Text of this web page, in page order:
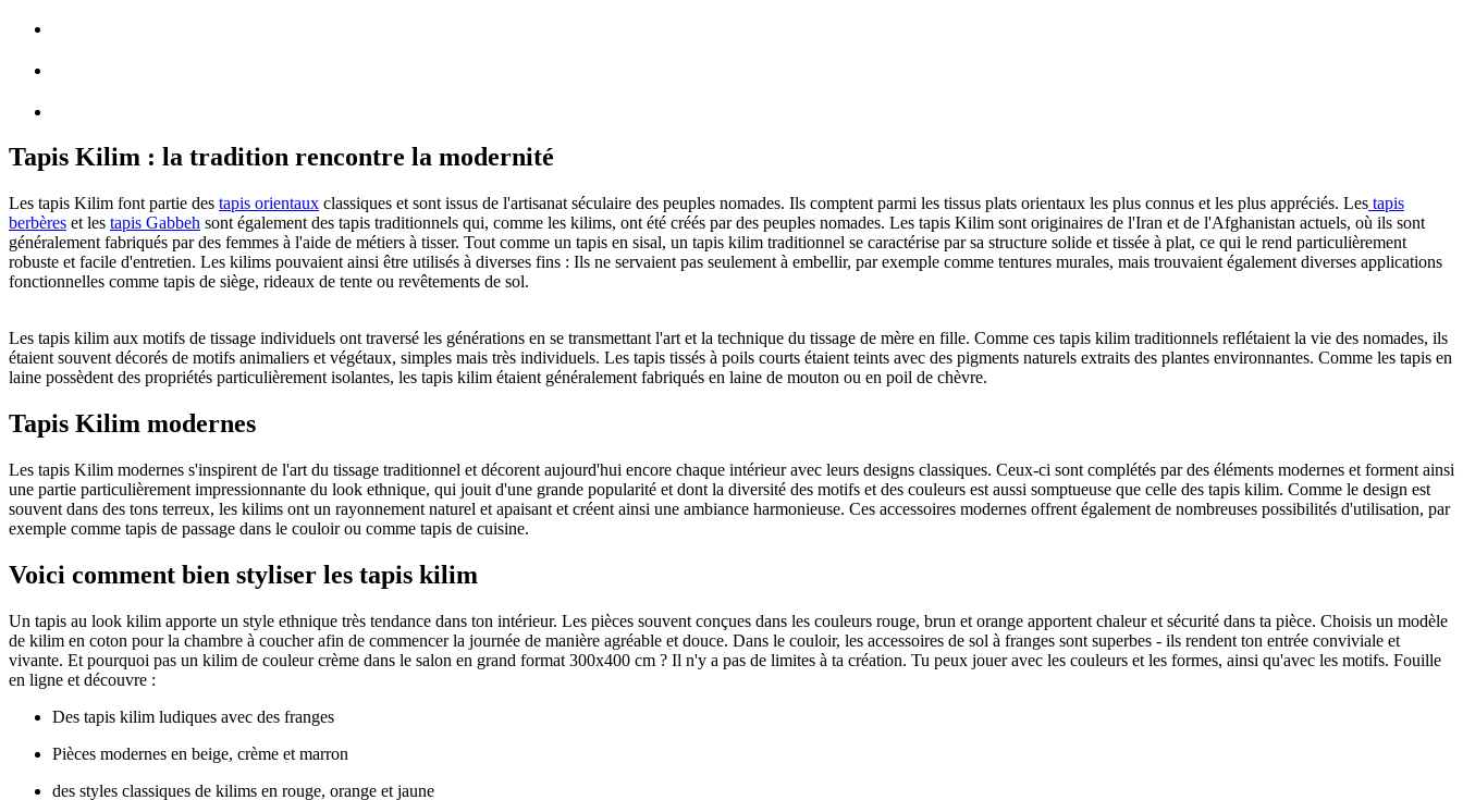
Tapis Kilim : la tradition rencontre la modernité
Les tapis Kilim font partie des tapis orientaux classiques et sont issus de l'artisanat séculaire des peuples nomades. Ils comptent parmi les tissus plats orientaux les plus connus et les plus appréciés. Les tapis
berbères et les tapis Gabbeh sont également des tapis traditionnels qui, comme les kilims, ont été créés par des peuples nomades. Les tapis Kilim sont originaires de l'Iran et de l'Afghanistan actuels, où ils sont
généralement fabriqués par des femmes à l'aide de métiers à tisser. Tout comme un tapis en sisal, un tapis kilim traditionnel se caractérise par sa structure solide et tissée à plat, ce qui le rend particulièrement
robuste et facile d'entretien. Les kilims pouvaient ainsi être utilisés à diverses fins : Ils ne servaient pas seulement à embellir, par exemple comme tentures murales, mais trouvaient également diverses applications
fonctionnelles comme tapis de siège, rideaux de tente ou revêtements de sol.
Les tapis kilim aux motifs de tissage individuels ont traversé les générations en se transmettant l'art et la technique du tissage de mère en fille. Comme ces tapis kilim traditionnels reflétaient la vie des nomades, ils
étaient souvent décorés de motifs animaliers et végétaux, simples mais très individuels. Les tapis tissés à poils courts étaient teints avec des pigments naturels extraits des plantes environnantes. Comme les tapis en
laine possèdent des propriétés particulièrement isolantes, les tapis kilim étaient généralement fabriqués en laine de mouton ou en poil de chèvre.
Tapis Kilim modernes
Les tapis Kilim modernes s'inspirent de l'art du tissage traditionnel et décorent aujourd'hui encore chaque intérieur avec leurs designs classiques. Ceux-ci sont complétés par des éléments modernes et forment ainsi
une partie particulièrement impressionnante du look ethnique, qui jouit d'une grande popularité et dont la diversité des motifs et des couleurs est aussi somptueuse que celle des tapis kilim. Comme le design est
souvent dans des tons terreux, les kilims ont un rayonnement naturel et apaisant et créent ainsi une ambiance harmonieuse. Ces accessoires modernes offrent également de nombreuses possibilités d'utilisation, par
exemple comme tapis de passage dans le couloir ou comme tapis de cuisine.
Voici comment bien styliser les tapis kilim
Un tapis au look kilim apporte un style ethnique très tendance dans ton intérieur. Les pièces souvent conçues dans les couleurs rouge, brun et orange apportent chaleur et sécurité dans ta pièce. Choisis un modèle
de kilim en coton pour la chambre à coucher afin de commencer la journée de manière agréable et douce. Dans le couloir, les accessoires de sol à franges sont superbes - ils rendent ton entrée conviviale et
vivante. Et pourquoi pas un kilim de couleur crème dans le salon en grand format 300x400 cm ? Il n'y a pas de limites à ta création. Tu peux jouer avec les couleurs et les formes, ainsi qu'avec les motifs. Fouille
en ligne et découvre :
Des tapis kilim ludiques avec des franges
Pièces modernes en beige, crème et marron
des styles classiques de kilims en rouge, orange et jaune